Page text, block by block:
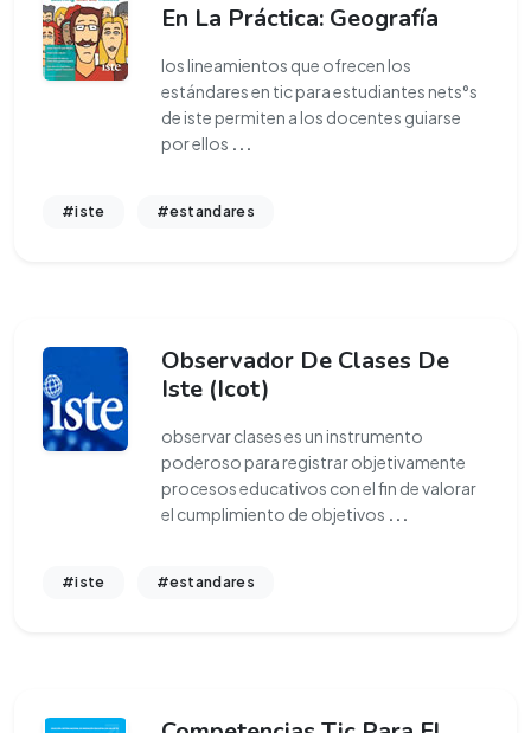
En La Práctica: Geografía
los lineamientos que ofrecen los
estándares en tic para estudiantes nets°s
de iste permiten a los docentes guiarse
por ellos ...
#iste #estandares
Observador De Clases De
Iste (Icot)
observar clases es un instrumento
poderoso para registrar objetivamente
procesos educativos con el fin de valorar
el cumplimiento de objetivos ...
#iste #estandares